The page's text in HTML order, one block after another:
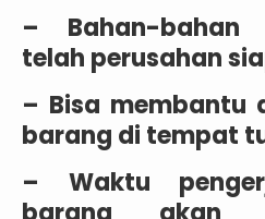
– Bahan-bahan
telah perusahan
– Bisa membantu
barang di tempat
– Waktu